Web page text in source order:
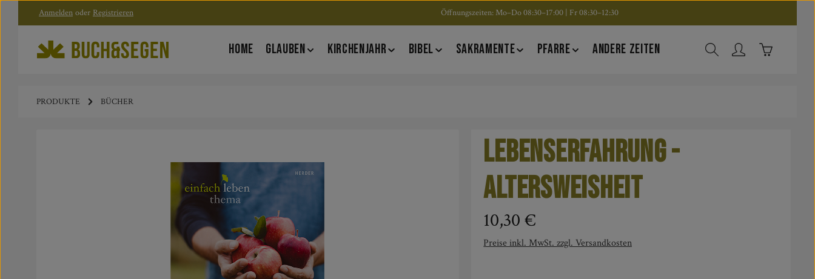
Zum Hauptinhalt springen
Zur Hauptnavigation springen
Anmelden oder Registrieren Öffnungszeiten: Mo–Do 08:30–17:00 | Fr 08:30–12:30
HOME GLAUBEN KIRCHENJAHR BIBEL SAKRAMENTE PFARRE ANDERE ZEITEN Warenkorb
PRODUKTE BÜCHER
Lebenserfahrung -
Altersweisheit
Regulärer Preis:
10,30 €
Preise inkl. MwSt. zzgl. Versandkosten